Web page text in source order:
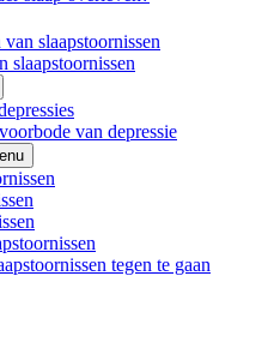
slaapstoornissen
slaapstoornissen
van depressie
tegen te gaan